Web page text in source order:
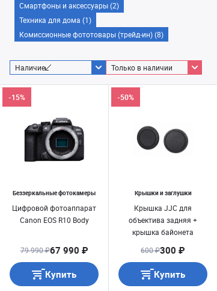
Смартфоны и аксессуары (2)
Техника для дома (1)
Комиссионные фототовары (трейд-ин) (8)
Наличие Только в наличии
Беззеркальные фотокамеры
Цифровой фотоаппарат
Canon EOS R10 Body
-15%
79 990 ₽67 990 ₽
Купить
Крышки и заглушки
Крышка JJC для
объектива задняя +
крышка байонета
-50%
600 ₽300 ₽
Купить